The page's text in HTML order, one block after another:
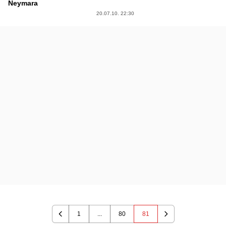
Neymara
20.07.10. 22:30
Previous
1 ... 80 81
Next